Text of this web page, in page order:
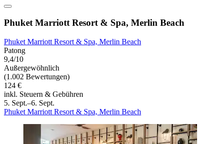
Phuket Marriott Resort & Spa, Merlin Beach
Phuket Marriott Resort & Spa, Merlin Beach
Patong
9,4/10
Außergewöhnlich
(1.002 Bewertungen)
124 €
inkl. Steuern & Gebühren
5. Sept.–6. Sept.
Phuket Marriott Resort & Spa, Merlin Beach